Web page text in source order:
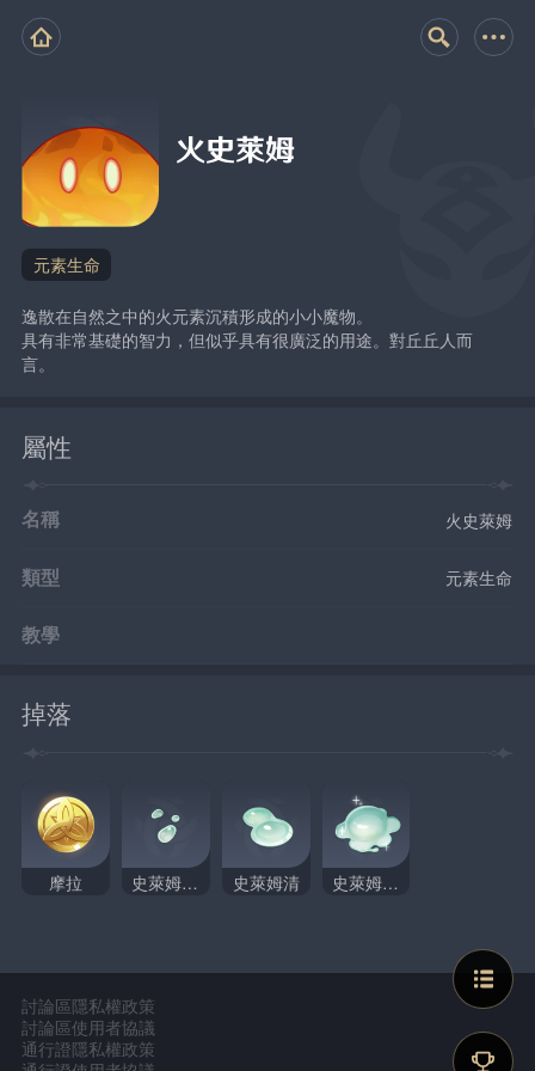
火史萊姆
元素生命
逸散在自然之中的火元素沉積形成的小小魔物。
具有非常基礎的智力，但似乎具有很廣泛的用途。對丘丘人而
言。
屬性
名稱 火史萊姆
類型 元素生命
教學
掉落
摩拉 史萊姆凝液 史萊姆清 史萊姆原漿
討論區隱私權政策
討論區使用者協議
通行證隱私權政策